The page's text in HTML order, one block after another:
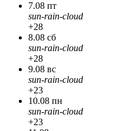
7.08 пт
sun-rain-cloud
+28
8.08 сб
sun-rain-cloud
+28
9.08 вс
sun-rain-cloud
+23
10.08 пн
sun-rain-cloud
+23